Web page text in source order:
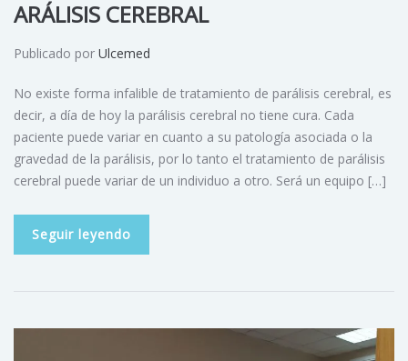
ARÁLISIS CEREBRAL
Publicado por Ulcemed
No existe forma infalible de tratamiento de parálisis cerebral, es
decir, a día de hoy la parálisis cerebral no tiene cura. Cada
paciente puede variar en cuanto a su patología asociada o la
gravedad de la parálisis, por lo tanto el tratamiento de parálisis
cerebral puede variar de un individuo a otro. Será un equipo […]
Seguir leyendo